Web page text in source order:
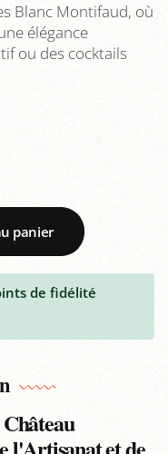
Blanc Montifaud, où
élégance
ou des cocktails
panier
de fidélité